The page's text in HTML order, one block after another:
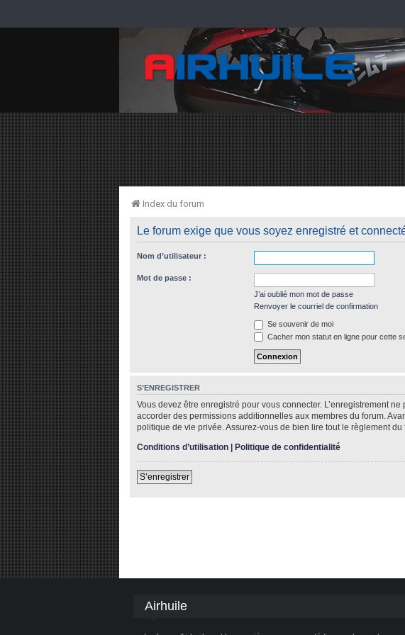
Index du forum
Le forum exige que vous soyez enregistré et
Nom d’utilisateur :
Mot de passe :
J’ai oublié mon mot de passe
Renvoyer le courriel de confirmation
Se souvenir de moi
Cacher mon statut en ligne pour cette
S’ENREGISTRER
Vous devez être enregistré pour vous connecter. L’enregistrement
accorder des permissions additionnelles aux membres du forum.
politique de vie privée. Assurez-vous de bien lire tout le règlement du
Conditions d’utilisation | Politique de confidentialité
S’enregistrer
Airhuile